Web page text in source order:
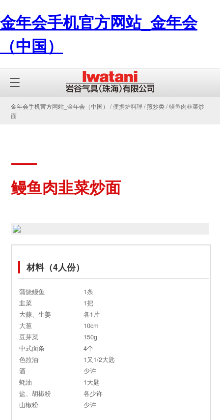
金年会手机官方网站_金年会
（中国）
金年会手机官方网站_金年会（中国） / 便携炉料理 /煎炒类/ 鳗鱼肉韭菜炒
面
鳗鱼肉韭菜炒面
材料（4人份）
蒲烧鳗鱼
1条
韭菜
1把
大蒜、生姜
各1片
大葱
10cm
豆芽菜
150g
中式面条
4个
色拉油
1又1/2大匙
酒
少许
蚝油
1大匙
盐、胡椒粉
各少许
山椒粉
少许